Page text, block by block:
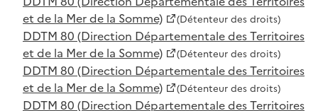
et de la Mer de la Somme)
(Détenteur des droits)
DDTM 80 (Direction Départementale des Territoires
et de la Mer de la Somme)
(Détenteur des droits)
DDTM 80 (Direction Départementale des Territoires
et de la Mer de la Somme)
(Détenteur des droits)
DDTM 80 (Direction Départementale des Territoires